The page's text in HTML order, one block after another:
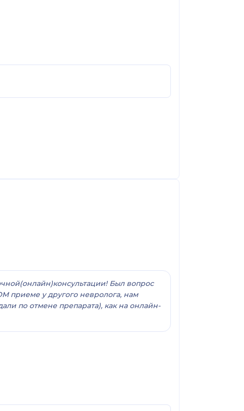
Был вопрос
приеме у другого невролога, нам
по отмене препарата), как на онлайн-